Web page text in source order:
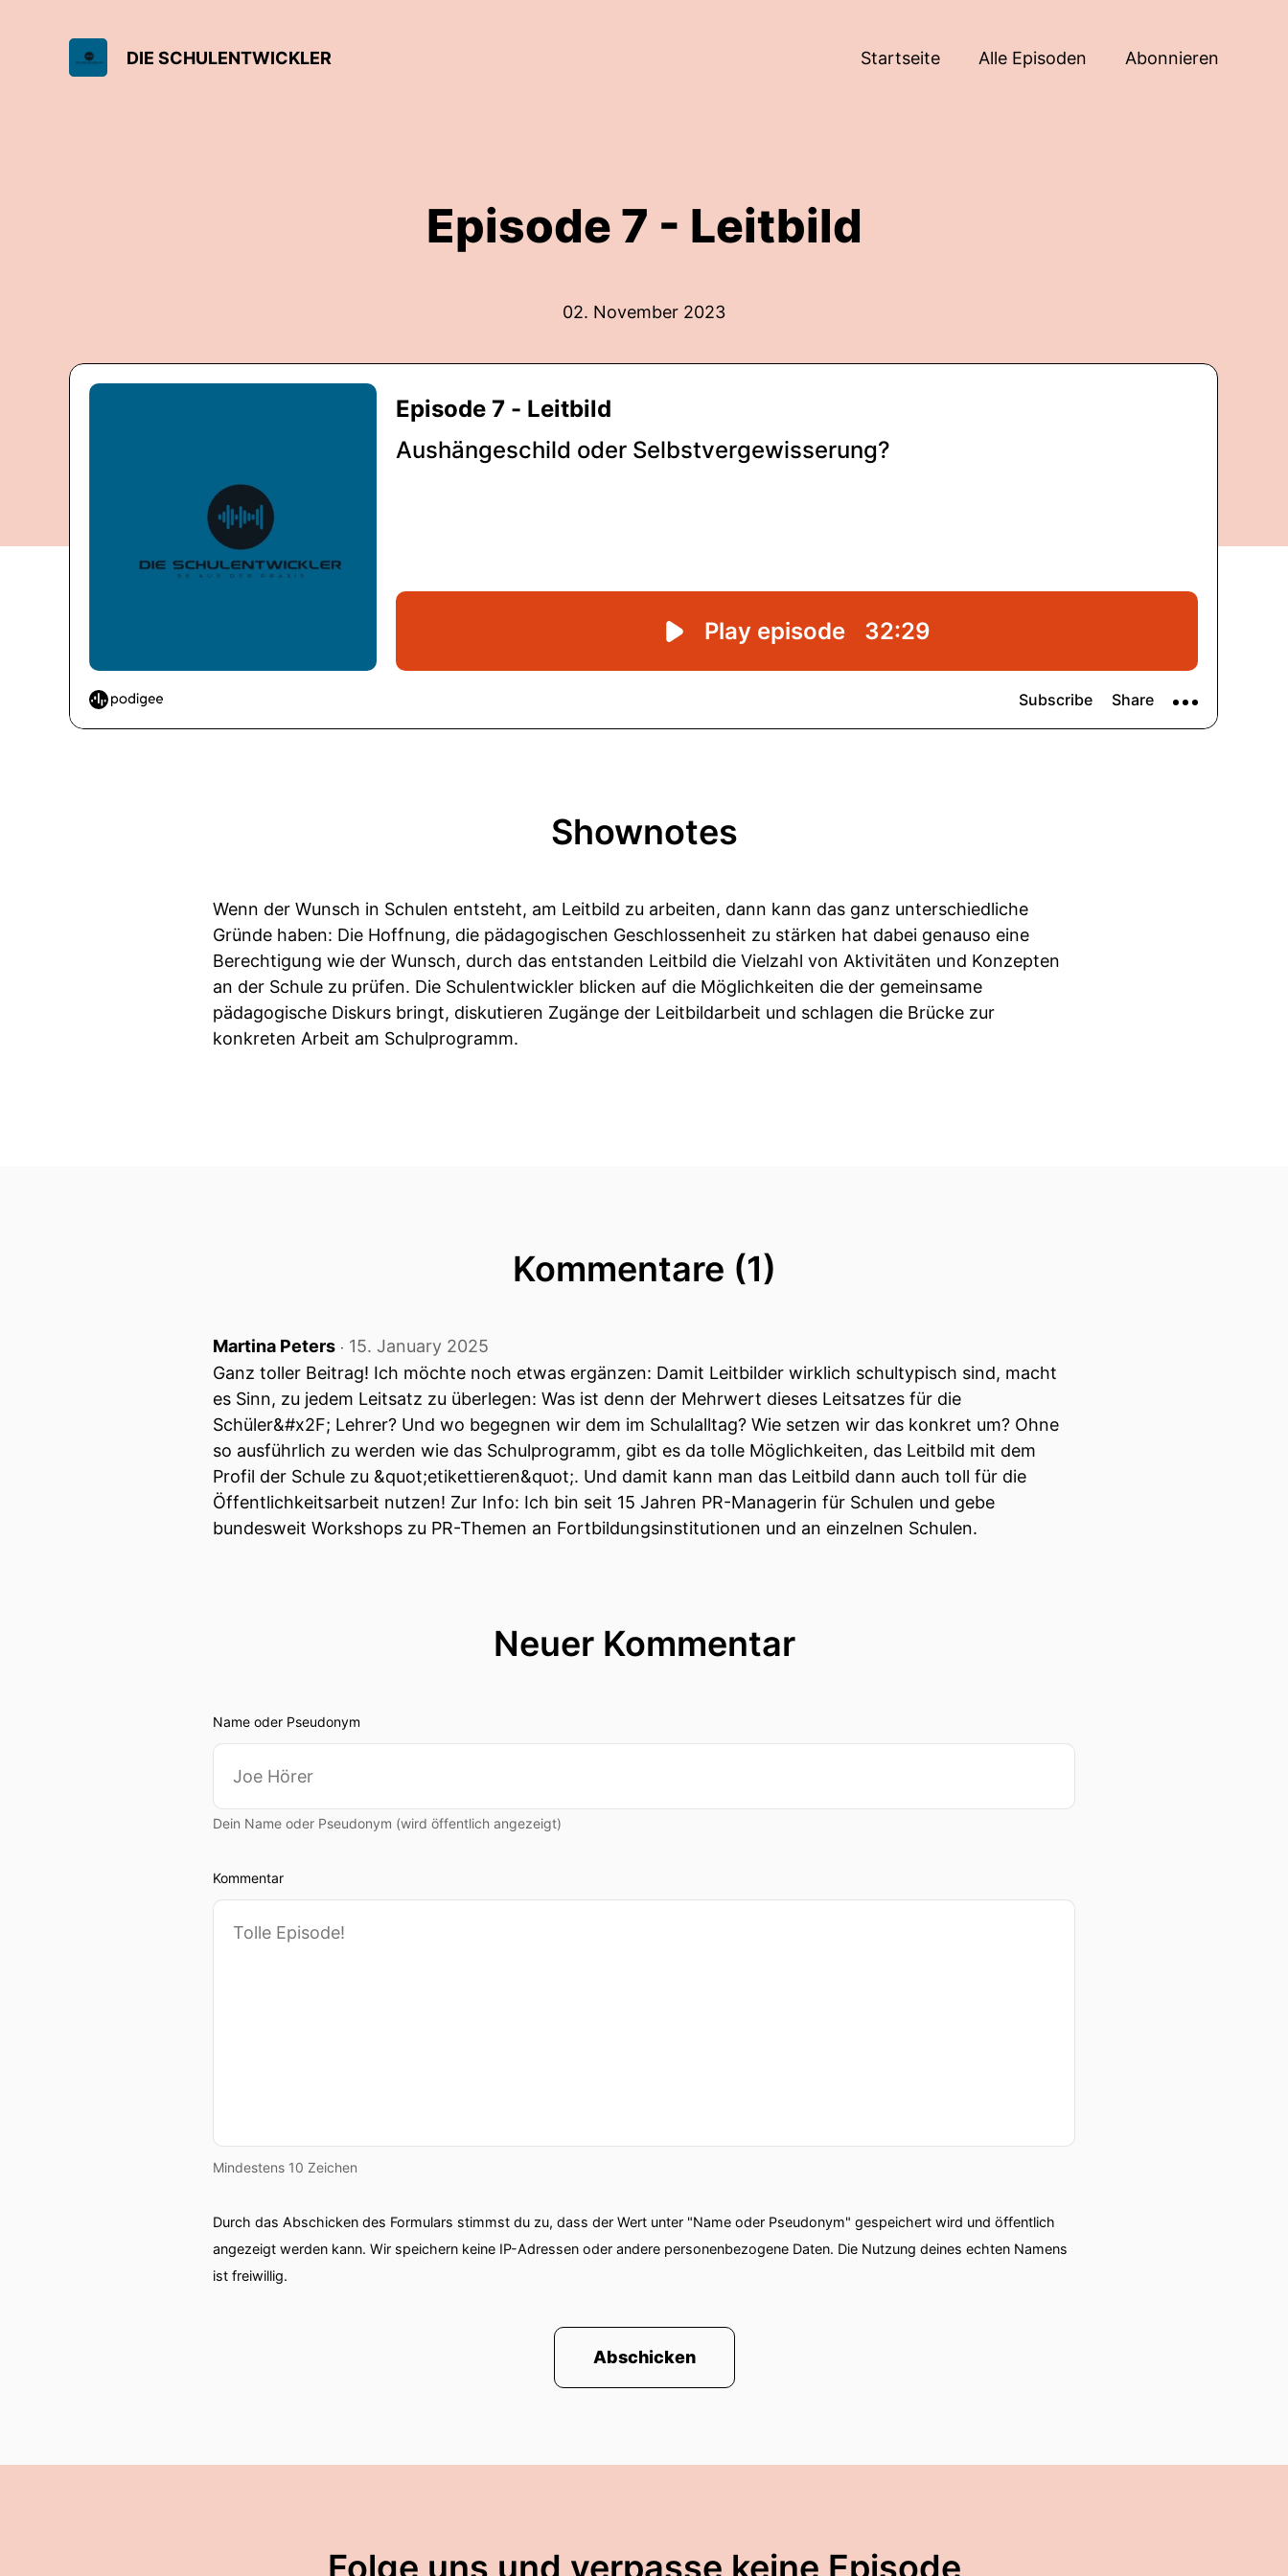
DIE SCHULENTWICKLER Startseite Alle Episoden Abonnieren
Episode 7 - Leitbild
02. November 2023
Shownotes
Wenn der Wunsch in Schulen entsteht, am Leitbild zu arbeiten, dann kann das ganz unterschiedliche
Gründe haben: Die Hoffnung, die pädagogischen Geschlossenheit zu stärken hat dabei genauso eine
Berechtigung wie der Wunsch, durch das entstanden Leitbild die Vielzahl von Aktivitäten und Konzepten
an der Schule zu prüfen. Die Schulentwickler blicken auf die Möglichkeiten die der gemeinsame
pädagogische Diskurs bringt, diskutieren Zugänge der Leitbildarbeit und schlagen die Brücke zur
konkreten Arbeit am Schulprogramm.
Kommentare (1)
Martina Peters ‧ 15. January 2025
Ganz toller Beitrag! Ich möchte noch etwas ergänzen: Damit Leitbilder wirklich schultypisch sind, macht
es Sinn, zu jedem Leitsatz zu überlegen: Was ist denn der Mehrwert dieses Leitsatzes für die
Schüler&#x2F; Lehrer? Und wo begegnen wir dem im Schulalltag? Wie setzen wir das konkret um? Ohne
so ausführlich zu werden wie das Schulprogramm, gibt es da tolle Möglichkeiten, das Leitbild mit dem
Profil der Schule zu &quot;etikettieren&quot;. Und damit kann man das Leitbild dann auch toll für die
Öffentlichkeitsarbeit nutzen! Zur Info: Ich bin seit 15 Jahren PR-Managerin für Schulen und gebe
bundesweit Workshops zu PR-Themen an Fortbildungsinstitutionen und an einzelnen Schulen.
Neuer Kommentar
Name oder Pseudonym
Dein Name oder Pseudonym (wird öffentlich angezeigt)
Kommentar
Mindestens 10 Zeichen
Durch das Abschicken des Formulars stimmst du zu, dass der Wert unter "Name oder Pseudonym" gespeichert wird und öffentlich
angezeigt werden kann. Wir speichern keine IP-Adressen oder andere personenbezogene Daten. Die Nutzung deines echten Namens
ist freiwillig.
Abschicken
Folge uns und verpasse keine Episode